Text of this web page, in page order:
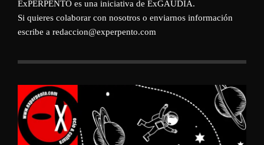
ExPERPENTO es una iniciativa de ExGAUDIA.
Si quieres colaborar con nosotros o enviarnos información
escribe a redaccion@experpento.com